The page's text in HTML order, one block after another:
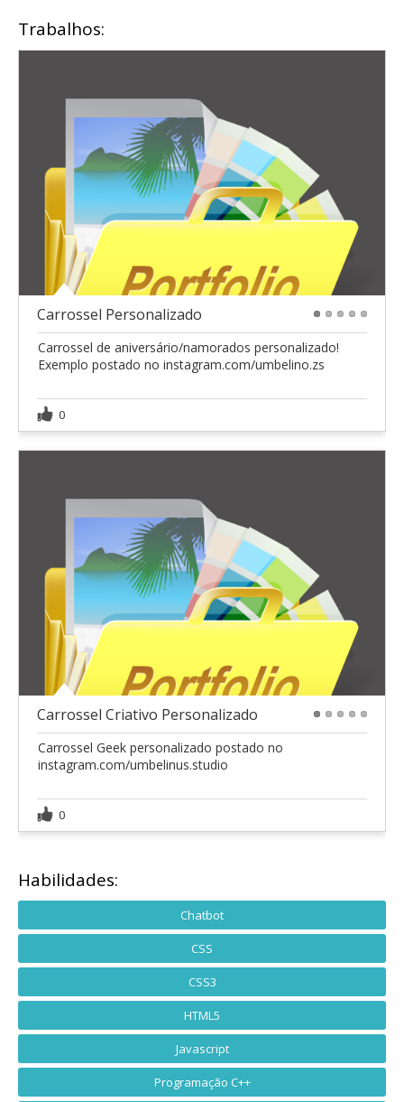
Trabalhos:
Carrossel Personalizado
Carrossel de aniversário/namorados personalizado!
Exemplo postado no instagram.com/umbelino.zs
0
Carrossel Criativo Personalizado
Carrossel Geek personalizado postado no
instagram.com/umbelinus.studio
0
Habilidades:
Chatbot
CSS
CSS3
HTML5
Javascript
Programação C++